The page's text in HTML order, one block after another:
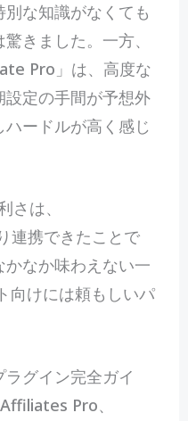
な知識がなくても
きました。一方、
Pro」は、高度な
定の手間が予想外
ードルが高く感じ
は、
連携できたことで
なか味わえない一
向けには頼もしいパ
グイン完全ガイ
Pro、